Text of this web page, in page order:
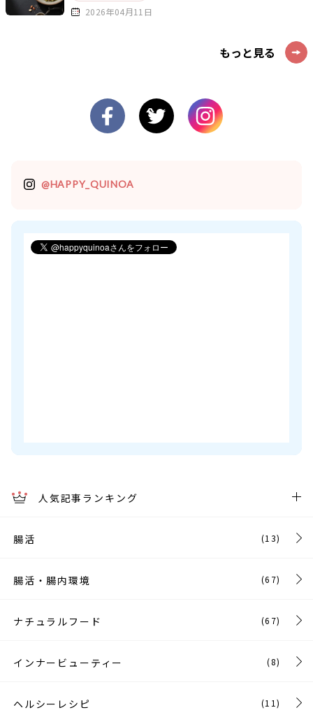
2026年04月11日
もっと見る
@HAPPY_QUINOA
人気記事ランキング
腸活 (13)
腸活・腸内環境 (67)
ナチュラルフード (67)
インナービューティー (8)
ヘルシーレシピ (11)